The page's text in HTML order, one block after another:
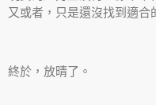
又或者，只是還沒找到適合
終於，放晴了。